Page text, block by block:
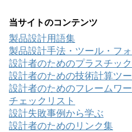
当サイトのコンテンツ
製品設計用語集
製品設計手法・ツール・フ
設計者のためのプラスチッ
設計者のための技術計算ツ
設計者のためのフレームワ
チェックリスト
設計失敗事例から学ぶ
設計者のためのリンク集